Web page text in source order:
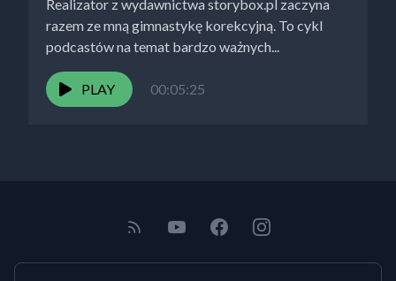
Realizator z wydawnictwa storybox.pl zaczyna
razem ze mną gimnastykę korekcyjną. To cykl
podcastów na temat bardzo ważnych...
PLAY 00:05:25